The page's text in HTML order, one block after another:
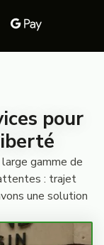
pour
gamme de
: trajet
une solution